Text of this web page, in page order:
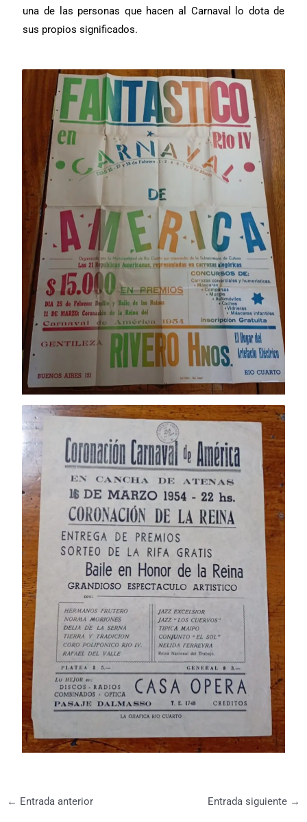
una de las personas que hacen al Carnaval lo dota de
sus propios significados.
← Entrada anterior Entrada siguiente →